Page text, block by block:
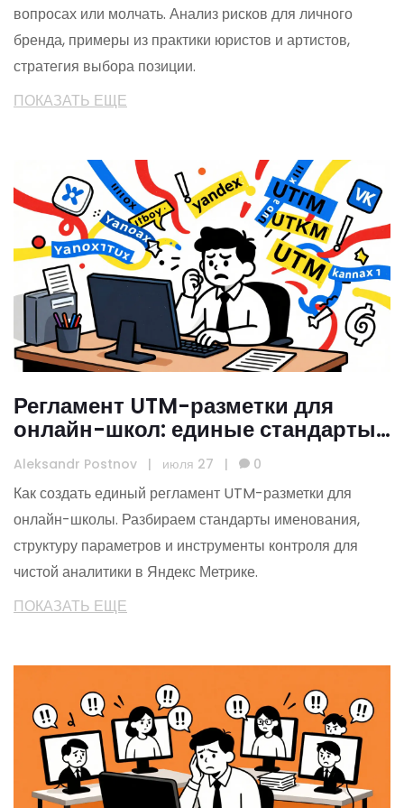
вопросах или молчать. Анализ рисков для личного
бренда, примеры из практики юристов и артистов,
стратегия выбора позиции.
ПОКАЗАТЬ ЕЩЕ
Регламент UTM-разметки для
онлайн-школ: единые стандарты
и примеры
Aleksandr Postnov | июля 27 | 0
Как создать единый регламент UTM-разметки для
онлайн-школы. Разбираем стандарты именования,
структуру параметров и инструменты контроля для
чистой аналитики в Яндекс Метрике.
ПОКАЗАТЬ ЕЩЕ